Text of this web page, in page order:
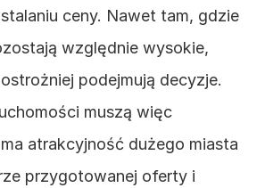
ceny. Nawet tam, gdzie
względnie wysokie,
podejmują decyzje.
muszą więc
atrakcyjność dużego miasta
przygotowanej oferty i